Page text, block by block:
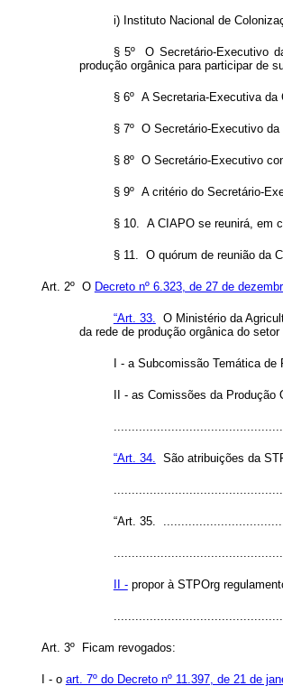
i) Instituto Nacional de
§ 5º O Secretário-Executivo
produção orgânicapara participar de
§ 6º A Secretaria-Executiva da
§ 7º O Secretário-Executivo
§ 8º O Secretário-Executivo
§ 9º A critério do Secretário-
§ 10. A CIAPO se reunirá, em
§ 11. O quórum de reunião da
Art. 2º O Decreto nº 6.323, de 27 de
“Art. 33. O Ministério da
da rede de produção orgânica do
I - a Subcomissão Temática
II - as Comissões da
“Art. 34. São atribuições da
“Art. 35.
II -propor à STPOrg
Art. 3º Ficam revogados:
I - o art. 7º do Decreto nº 11.397, de 21 de